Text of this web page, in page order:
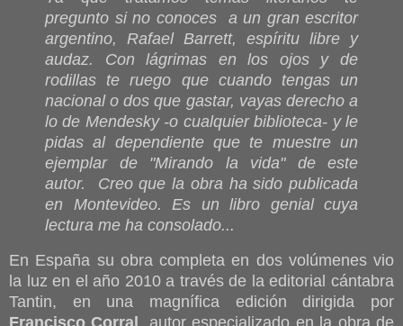
pregunto si no conoces a un gran escritor
argentino, Rafael Barrett, espíritu libre y
audaz. Con lágrimas en los ojos y de
rodillas te ruego que cuando tengas un
nacional o dos que gastar, vayas derecho a
lo de Mendesky -o cualquier biblioteca- y le
pidas al dependiente que te muestre un
ejemplar de "Mirando la vida" de este
autor. Creo que la obra ha sido publicada
en Montevideo. Es un libro genial cuya
lectura me ha consolado...
En España su obra completa en dos volúmenes vio
la luz en el año 2010 a través de la editorial cántabra
Tantin, en una magnífica edición dirigida por